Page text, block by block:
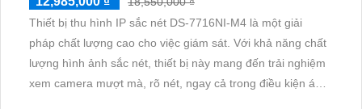
Thiết bị thu hình IP sắc nét DS-7716NI-M4 là một giải
pháp chất lượng cao cho việc giám sát. Với khả năng chất
lượng hình ảnh sắc nét, thiết bị này mang đến trải nghiệm
xem camera mượt mà, rõ nét, ngay cả trong điều kiện ánh